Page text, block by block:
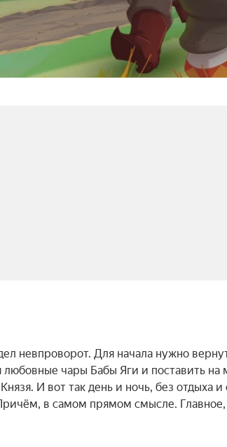
невпроворот. Для начала нужно
чары Бабы Яги и поставить на
И вот так день и ночь, без отдыха и
в самом прямом смысле. Главное,